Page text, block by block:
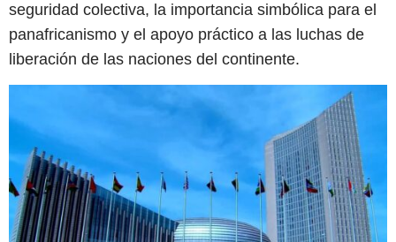
seguridad colectiva, la importancia simbólica para el
panafricanismo y el apoyo práctico a las luchas de
liberación de las naciones del continente.